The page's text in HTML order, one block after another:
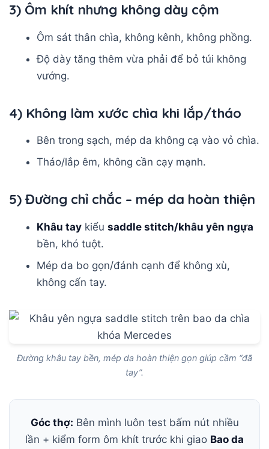
3) Ôm khít nhưng không dày cộm
Ôm sát thân chìa, không kênh, không phồng.
Độ dày tăng thêm vừa phải để bỏ túi không
vướng.
4) Không làm xước chìa khi lắp/tháo
Bên trong sạch, mép da không cạ vào vỏ chìa.
Tháo/lắp êm, không cần cạy mạnh.
5) Đường chỉ chắc – mép da hoàn thiện
Khâu tay kiểusaddle stitch/khâu yên ngựa
bền, khó tuột.
Mép da bo gọn/đánh cạnh để không xù,
không cấn tay.
Đường khâu tay bền, mép da hoàn thiện gọn giúp cầm “đã
tay”.
Góc thợ: Bên mình luôn test bấm nút nhiều
lần + kiểm form ôm khít trước khi giao Bao da